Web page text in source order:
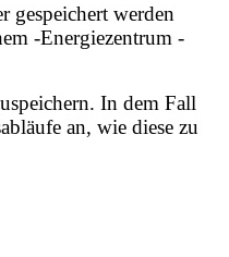
gespeichert werden
-Energiezentrum -
In dem Fall
an, wie diese zu